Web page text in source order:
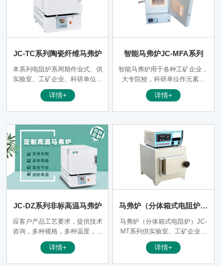
JC-TC系列陶瓷纤维马弗炉
本系列电阻炉系周期作业式、供
实验室、工矿企业、科研单位、
院校作金属材料、陶瓷材料的烧
结，某些单晶体的热处理，耐火
火等热处理时加热用。
详情+
智能马弗炉JC-MFA系列
智能马弗炉用于各种工矿企业，
大专院校，科研单位作元素分
析，小型钢件淬火，退火，回火
时加热，还可作金属，陶瓷的烧
塑，炉门内侧和箱体口面板均采
用优质不锈钢，确保仪器经久耐
用。三十段带程序微电脑控制，
具有强大的编程功能，可控制升
温速率，升温，恒温，多波段曲
线
详情+
JC-DZ系列非标高温马弗炉
应客户产品工艺要求，提供技术
咨询，多种规格，多种温度，供
您选择；1400℃-1800℃高温马
弗炉，炉膛尺寸多种规格可选。
详情+
马弗炉（分体箱式电阻炉）
JC-MT系列
马弗炉（分体箱式电阻炉）JC-
MT系列供实验室、工矿企业、
科研单位对小型钢件热处理，金
属、陶瓷材料烧结、熔解、分析
详情+